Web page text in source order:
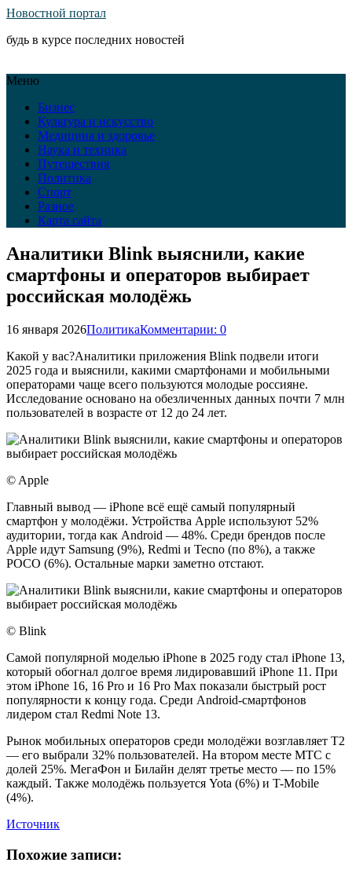
Новостной портал
будь в курсе последних новостей
Меню
Бизнес
Культура и искусство
Медицина и здоровье
Наука и техника
Путешествия
Политика
Спорт
Разное
Карта сайта
Аналитики Blink выяснили, какие
смартфоны и операторов выбирает
российская молодёжь
16 января 2026ПолитикаКомментарии: 0
Какой у вас?Аналитики приложения Blink подвели итоги
2025 года и выяснили, какими смартфонами и мобильными
операторами чаще всего пользуются молодые россияне.
Исследование основано на обезличенных данных почти 7 млн
пользователей в возрасте от 12 до 24 лет.
© Apple
Главный вывод — iPhone всё ещё самый популярный
смартфон у молодёжи. Устройства Apple используют 52%
аудитории, тогда как Android — 48%. Среди брендов после
Apple идут Samsung (9%), Redmi и Tecno (по 8%), а также
POCO (6%). Остальные марки заметно отстают.
© Blink
Самой популярной моделью iPhone в 2025 году стал iPhone 13,
который обогнал долгое время лидировавший iPhone 11. При
этом iPhone 16, 16 Pro и 16 Pro Max показали быстрый рост
популярности к концу года. Среди Android-смартфонов
лидером стал Redmi Note 13.
Рынок мобильных операторов среди молодёжи возглавляет Т2
— его выбрали 32% пользователей. На втором месте МТС с
долей 25%. МегаФон и Билайн делят третье место — по 15%
каждый. Также молодёжь пользуется Yota (6%) и T-Mobile
(4%).
Источник
Похожие записи: